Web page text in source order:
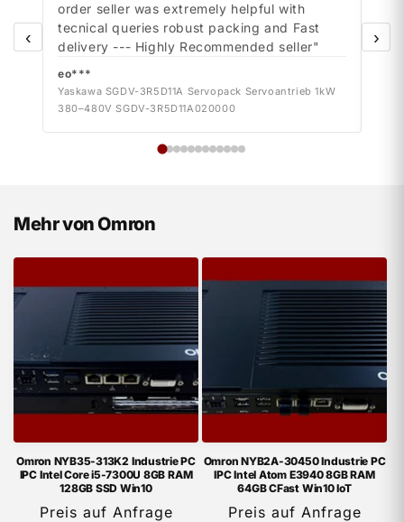
‹
order seller was extremely helpful with
tecnical queries robust packing and Fast
delivery --- Highly Recommended seller"
eo***
Yaskawa SGDV-3R5D11A Servopack Servoantrieb 1kW
380–480V SGDV-3R5D11A020000
›
Mehr von Omron
Omron NYB35-313K2 Industrie PC
IPC Intel Core i5-7300U 8GB RAM
128GB SSD Win10
Preis auf Anfrage
Omron NYB2A-30450 Industrie PC
IPC Intel Atom E3940 8GB RAM
64GB CFast Win10 IoT
Preis auf Anfrage